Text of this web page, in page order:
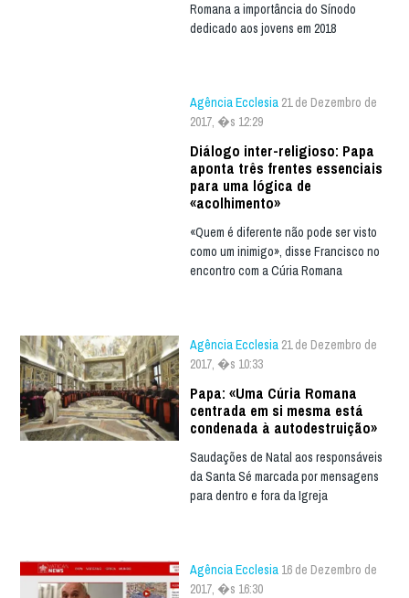
Romana a importância do Sínodo
dedicado aos jovens em 2018
Agência Ecclesia 21 de Dezembro de
2017, �s 12:29
Diálogo inter-religioso: Papa
aponta três frentes essenciais
para uma lógica de
«acolhimento»
«Quem é diferente não pode ser visto
como um inimigo», disse Francisco no
encontro com a Cúria Romana
Agência Ecclesia 21 de Dezembro de
2017, �s 10:33
Papa: «Uma Cúria Romana
centrada em si mesma está
condenada à autodestruição»
Saudações de Natal aos responsáveis
da Santa Sé marcada por mensagens
para dentro e fora da Igreja
Agência Ecclesia 16 de Dezembro de
2017, �s 16:30